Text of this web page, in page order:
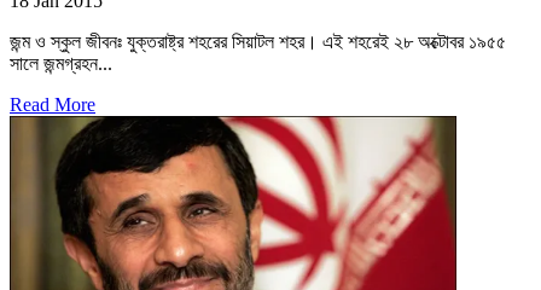
জন্ম ও স্কুল জীবনঃ যুক্তরাষ্ট্র শহরের সিয়াটল শহর। এই শহরেই ২৮ অক্টোবর ১৯৫৫
সালে জন্মগ্রহন...
Read More